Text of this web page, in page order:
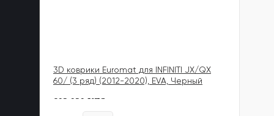
3D коврики Euromat для INFINITI JX/QX
60/ (3 ряд) (2012-2020), EVA, Черный
602 020 UZS